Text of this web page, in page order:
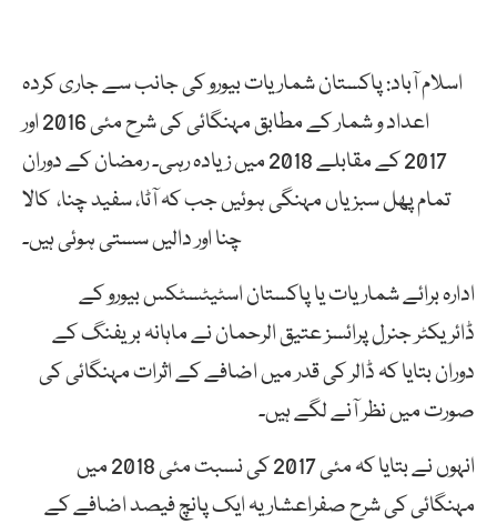
اسلام آباد: پاکستان شماریات بیورو کی جانب سے جاری کردہ
اعداد و شمار کے مطابق مہنگائی کی شرح مئی 2016 اور
2017 کے مقابلے 2018 میں زیادہ رہی۔ رمضان کے دوران
تمام پھل سبزیاں مہنگی ہوئیں جب کہ آٹا، سفید چنا، کالا
چنا اور دالیں سستی ہوئی ہیں۔
ادارہ برائے شماریات یا پاکستان اسٹیٹسٹکس بیورو کے
ڈائریکٹر جنرل پرائسز عتیق الرحمان نے ماہانہ بریفنگ کے
دوران بتایا کہ ڈالر کی قدر میں اضافے کے اثرات مہنگائی کی
صورت میں نظر آنے لگے ہیں۔
انہوں نے بتایا کہ مئی 2017 کی نسبت مئی 2018 میں
مہنگائی کی شرح صفراعشاریہ ایک پانچ فیصد اضافے کے